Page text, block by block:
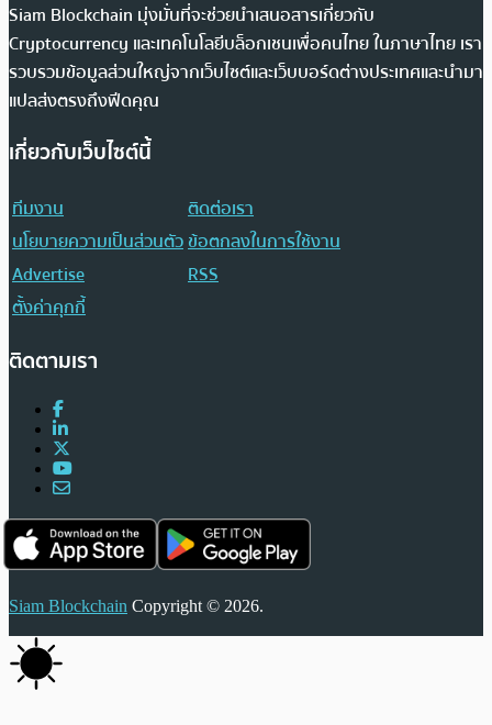
Siam Blockchain มุ่งมั่นที่จะช่วยนำเสนอสารเกี่ยวกับ
Cryptocurrency และเทคโนโลยีบล็อกเชนเพื่อคนไทย ในภาษาไทย เรา
รวบรวมข้อมูลส่วนใหญ่จากเว็บไซต์และเว็บบอร์ดต่างประเทศและนำมา
แปลส่งตรงถึงฟีดคุณ
เกี่ยวกับเว็บไซต์นี้
ทีมงาน
ติดต่อเรา
นโยบายความเป็นส่วนตัวข้อตกลงในการใช้งาน
Advertise
RSS
ตั้งค่าคุกกี้
ติดตามเรา
Siam Blockchain Copyright © 2026.